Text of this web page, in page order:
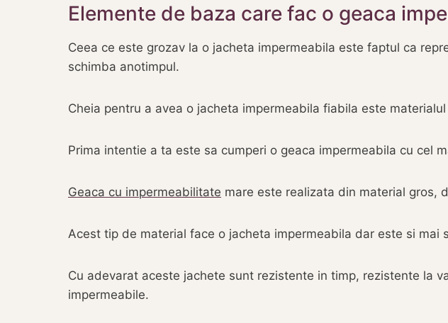
Elemente de baza care fac o geaca
Ceea ce este grozav la o jacheta impermeabila este faptul ca
schimba anotimpul.
Cheia pentru a avea o jacheta impermeabila fiabila este
Prima intentie a ta este sa cumperi o geaca impermeabila cu cel
Geaca cu impermeabilitate mare este realizata din material gros,
Acest tip de material face o jacheta impermeabila dar este si mai
Cu adevarat aceste jachete sunt rezistente in timp, rezistente la
impermeabile.